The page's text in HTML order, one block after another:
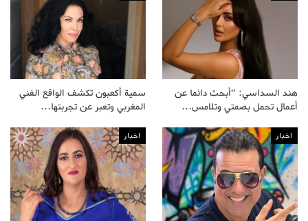
هند السداسي: “أبحث دائما عن
أعمال تحمل بصمتي وتلامس…
سمية أكعبون تكشف الواقع الفني
المغربي وتعبر عن تجربتها…
اخبار اخبار